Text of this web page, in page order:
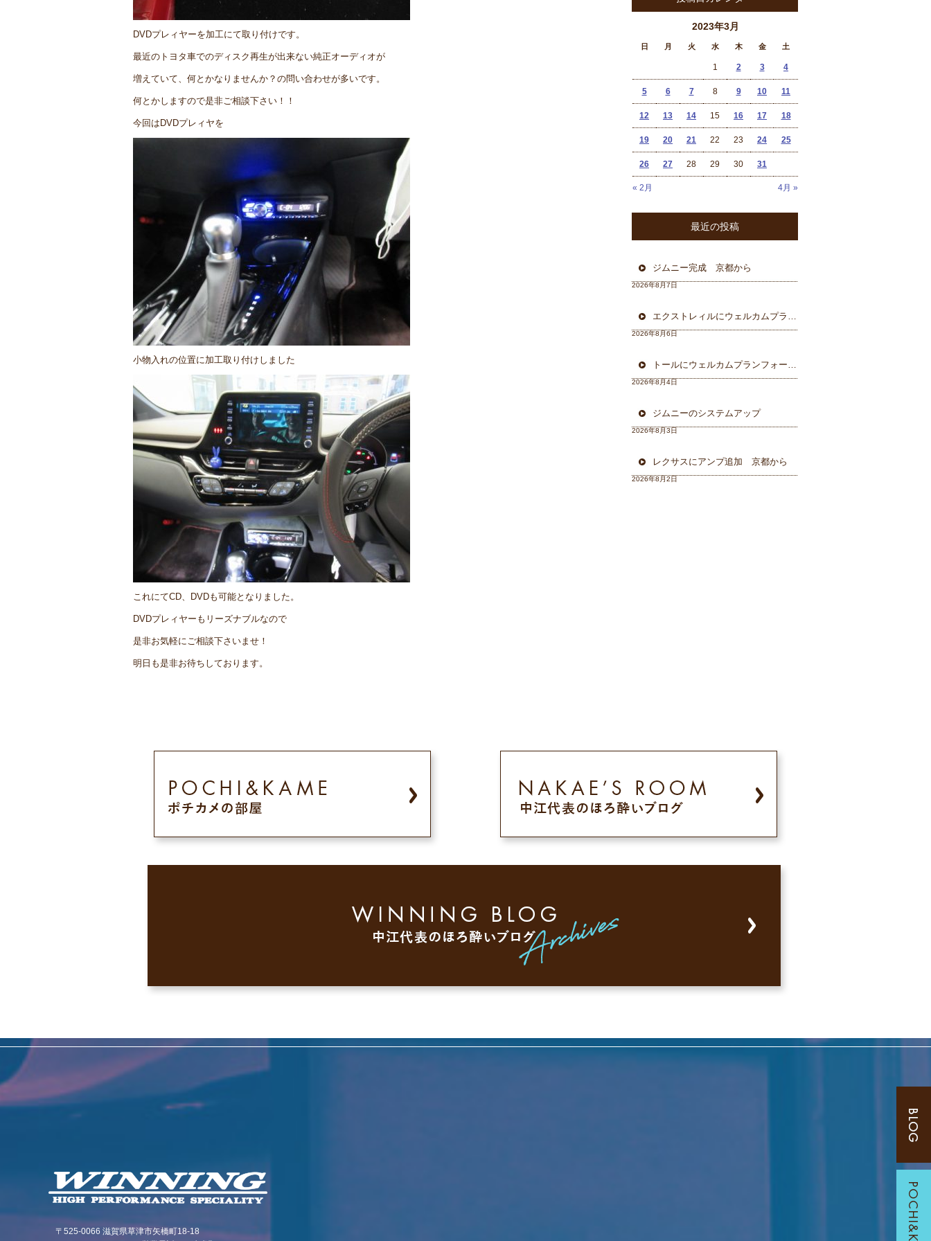
DVDプレィヤーを加工にて取り付けです。
最近のトヨタ車でのディスク再生が出来ない純正オーディオが
増えていて、何とかなりませんか？の問い合わせが多いです。
何とかしますので是非ご相談下さい！！
今回はDVDプレィヤを
小物入れの位置に加工取り付けしました
これにてCD、DVDも可能となりました。
DVDプレィヤーもリーズナブルなので
是非お気軽にご相談下さいませ！
明日も是非お待ちしております。
2023年3月
日 月 火 水 木 金 土
« 2月 4月 »
1 2 3 4
5 6 7 8 9 10 11
12 13 14 15 16 17 18
19 20 21 22 23 24 25
26 27 28 29 30 31
最近の投稿
ジムニー完成 京都から
2026年8月7日
エクストレィルにウェルカムプラン フォーカル三重県から
2026年8月6日
トールにウェルカムプランフォーカルスピーカー＆ウーハー
2026年8月4日
ジムニーのシステムアップ
2026年8月3日
レクサスにアンプ追加 京都から
2026年8月2日
〒525-0066 滋賀県草津市矢橋町18-18